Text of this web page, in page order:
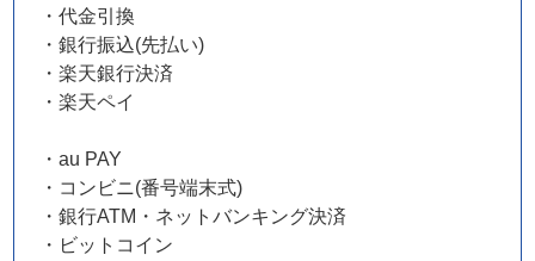
・代金引換
・銀行振込(先払い)
・楽天銀行決済
・楽天ペイ
・au PAY
・コンビニ(番号端末式)
・銀行ATM・ネットバンキング決済
・ビットコイン